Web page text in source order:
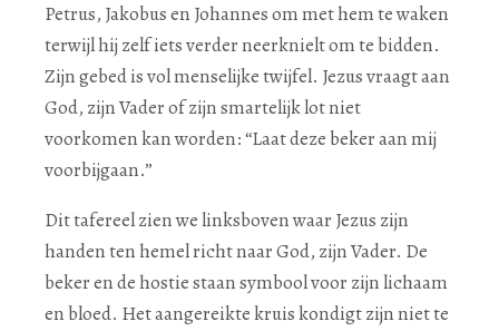
Petrus, Jakobus en Johannes om met hem te waken
terwijl hij zelf iets verder neerknielt om te bidden.
Zijn gebed is vol menselijke twijfel. Jezus vraagt aan
God, zijn Vader of zijn smartelijk lot niet
voorkomen kan worden: “Laat deze beker aan mij
voorbijgaan.”
Dit tafereel zien we linksboven waar Jezus zijn
handen ten hemel richt naar God, zijn Vader. De
beker en de hostie staan symbool voor zijn lichaam
en bloed. Het aangereikte kruis kondigt zijn niet te